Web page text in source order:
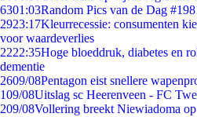
6301:03Random Pics van de Dag
2923:17Kleurrecessie: consumenten
voor waardeverlies
2222:35Hoge bloeddruk, diabetes en
dementie
2609/08Pentagon eist snellere
109/08Uitslag sc Heerenveen - FC
209/08Vollering breekt Niewiadoma